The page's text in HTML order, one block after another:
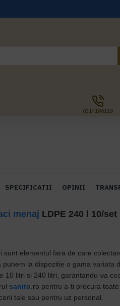
0314100110
SPECIFICATII OPINII
menaj LDPE 240 l 10/set
sunt elementul fara de care
punem la dispozitie o gama variata
10 litri si 240 litri, garantandu-va
sanito .ro pentru a-ti procura
tale sau pentru uz personal.